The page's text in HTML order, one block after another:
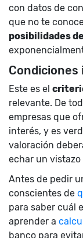
con datos de
que no te
posibilidades
Condiciones
Este es el
relevante. De
empresas que
interés, y es
valoración
echar un
Antes de pedir
conscientes de
para saber cuál
aprender a
banco para